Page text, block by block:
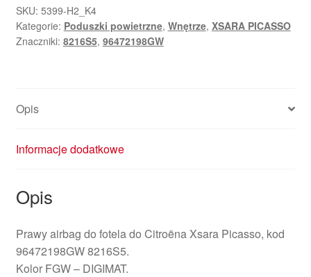
Xsara
Picasso
96472198GW
SKU: 5399-H2_K4
Kategorie: Poduszki powietrzne, Wnętrze, XSARA PICASSO
Znaczniki: 8216S5, 96472198GW
Opis
Informacje dodatkowe
Opis
Prawy airbag do fotela do Citroëna Xsara Picasso, kod
96472198GW 8216S5.
Kolor FGW – DIGIMAT.